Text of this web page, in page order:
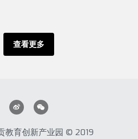
查看更多
教育创新产业园 © 2019